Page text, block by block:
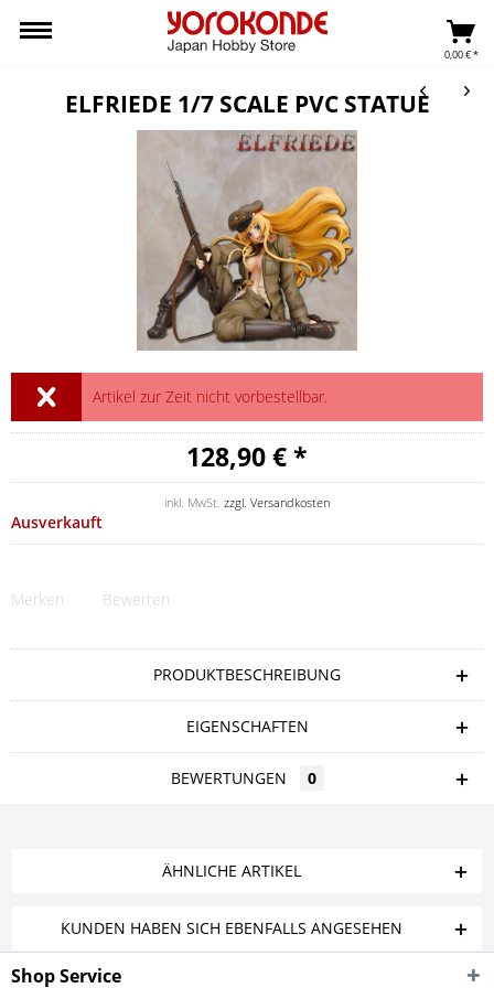
0,00 € *
ELFRIEDE 1/7 SCALE PVC STATUE
Artikel zur Zeit nicht vorbestellbar.
128,90 € *
inkl. MwSt. zzgl. Versandkosten
Ausverkauft
Merken Bewerten
PRODUKTBESCHREIBUNG
EIGENSCHAFTEN
BEWERTUNGEN 0
ÄHNLICHE ARTIKEL
KUNDEN HABEN SICH EBENFALLS ANGESEHEN
Shop Service